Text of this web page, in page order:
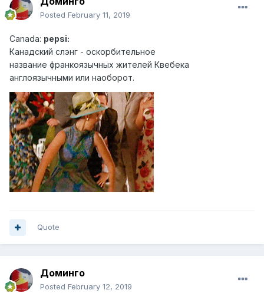
Posted February 11, 2019
Canada: pepsi:
Канадский слэн г - оскорбительное
название франкоязычных жителей Квебека
англоязычными или наоборот.
Quote
Доминго
Posted February 12, 2019